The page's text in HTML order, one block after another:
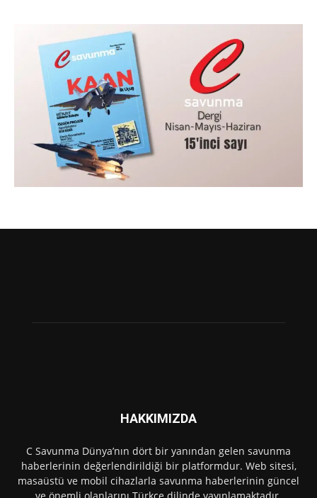
HAKKIMIZDA
C Savunma Dünya’nın dört bir yanından gelen savunma
haberlerinin değerlendirildiği bir platformdur. Web sitesi,
masaüstü ve mobil cihazlarla savunma haberlerinin güncel